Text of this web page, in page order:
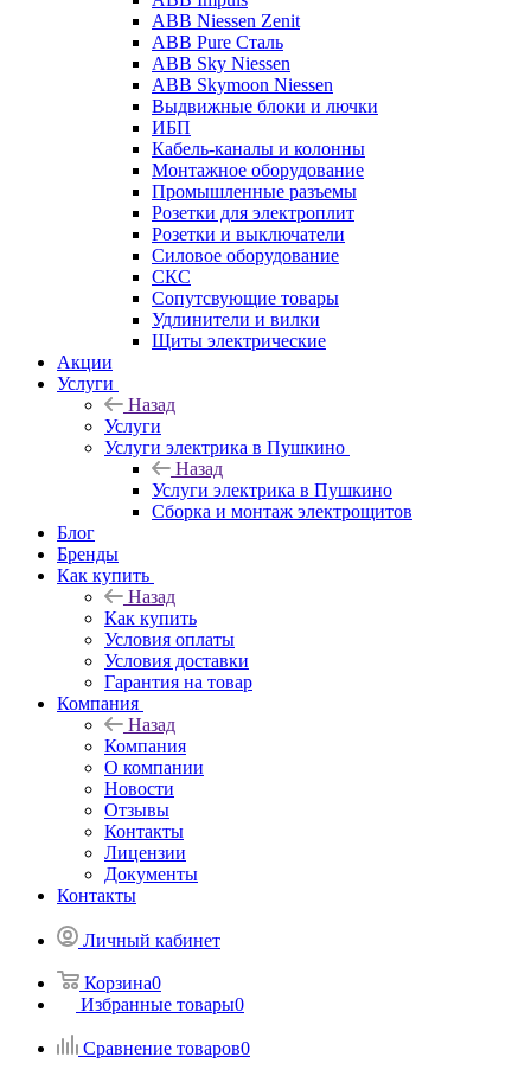
ABB Niessen Zenit
ABB Pure Сталь
ABB Sky Niessen
ABB Skymoon Niessen
Выдвижные блоки и лючки
ИБП
Кабель-каналы и колонны
Монтажное оборудование
Промышленные разъемы
Розетки для электроплит
Розетки и выключатели
Силовое оборудование
СКС
Сопутсвующие товары
Удлинители и вилки
Щиты электрические
Акции
Услуги
Назад
Услуги
Услуги электрика в Пушкино
Назад
Услуги электрика в Пушкино
Сборка и монтаж электрощитов
Блог
Бренды
Как купить
Назад
Как купить
Условия оплаты
Условия доставки
Гарантия на товар
Компания
Назад
Компания
О компании
Новости
Отзывы
Контакты
Лицензии
Документы
Контакты
Личный кабинет
Корзина0
Избранные товары0
Сравнение товаров0